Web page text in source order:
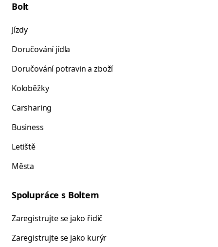
Bolt
Jízdy
Doručování jídla
Doručování potravin a zboží
Koloběžky
Carsharing
Business
Letiště
Města
Spolupráce s Boltem
Zaregistrujte se jako řidič
Zaregistrujte se jako kurýr